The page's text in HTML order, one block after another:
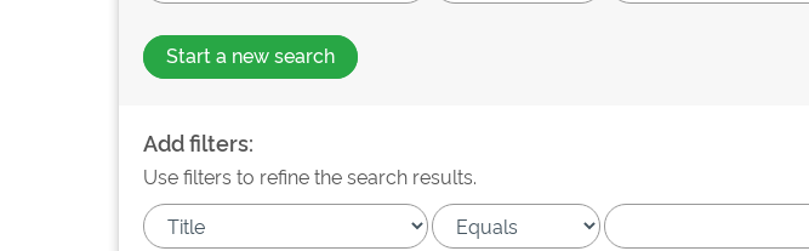
Start a new search
Add filters:
Use filters to refine the search results.